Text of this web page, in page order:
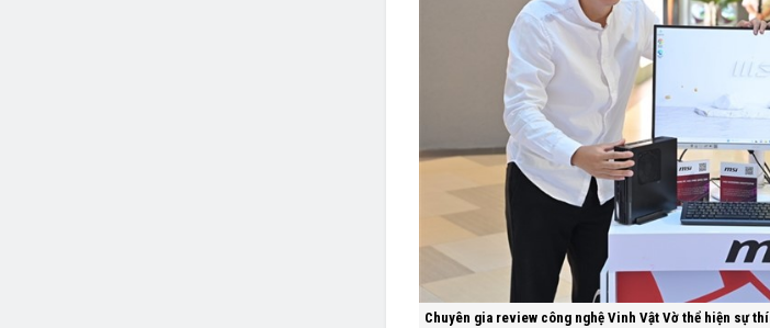
Chuyên gia review công nghệ Vinh Vật Vờ thể hiện sự